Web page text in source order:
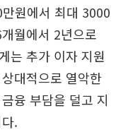
원에서 최대 3000
월에서 2년으로
는 추가 이자 지원
대적으로 열악한
융 부담을 덜고 지
.